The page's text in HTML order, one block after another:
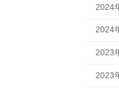
2024
2024
2023
2023